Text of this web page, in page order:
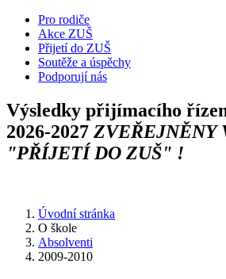
Pro rodiče
Akce ZUŠ
Přijetí do ZUŠ
Soutěže a úspěchy
Podporují nás
Výsledky přijímacího
2026-2027 ZVEŘEJNĚNY
"PŘÍJETÍ DO ZUŠ" !
Úvodní stránka
O škole
Absolventi
2009-2010